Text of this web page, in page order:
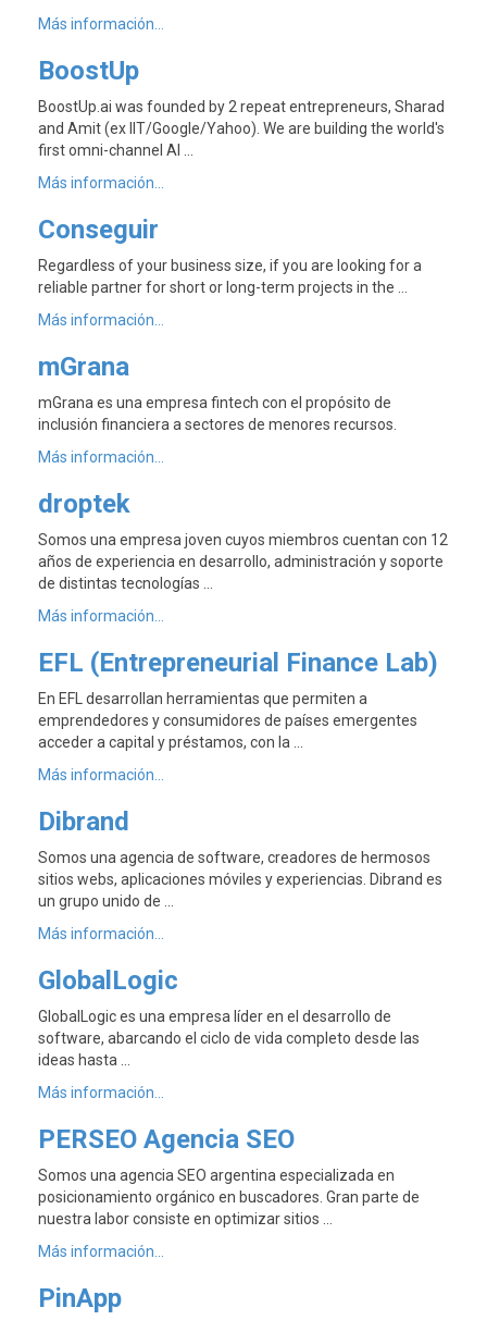
Más información...
BoostUp
BoostUp.ai was founded by 2 repeat entrepreneurs, Sharad
and Amit (ex IIT/Google/Yahoo). We are building the world's
first omni-channel AI …
Más información...
Conseguir
Regardless of your business size, if you are looking for a
reliable partner for short or long-term projects in the …
Más información...
mGrana
mGrana es una empresa fintech con el propósito de
inclusión financiera a sectores de menores recursos.
Más información...
droptek
Somos una empresa joven cuyos miembros cuentan con 12
años de experiencia en desarrollo, administración y soporte
de distintas tecnologías …
Más información...
EFL (Entrepreneurial Finance Lab)
En EFL desarrollan herramientas que permiten a
emprendedores y consumidores de países emergentes
acceder a capital y préstamos, con la …
Más información...
Dibrand
Somos una agencia de software, creadores de hermosos
sitios webs, aplicaciones móviles y experiencias. Dibrand es
un grupo unido de …
Más información...
GlobalLogic
GlobalLogic es una empresa líder en el desarrollo de
software, abarcando el ciclo de vida completo desde las
ideas hasta …
Más información...
PERSEO Agencia SEO
Somos una agencia SEO argentina especializada en
posicionamiento orgánico en buscadores. Gran parte de
nuestra labor consiste en optimizar sitios …
Más información...
PinApp